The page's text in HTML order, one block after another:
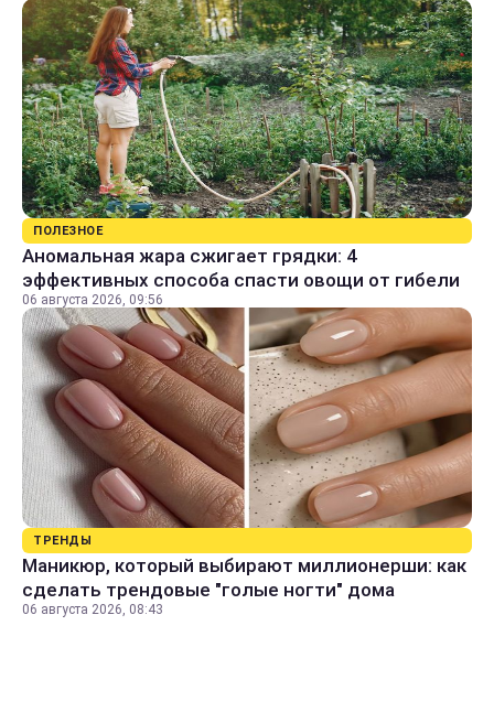
ПОЛЕЗНОЕ
Аномальная жара сжигает грядки: 4
эффективных способа спасти овощи от гибели
06 августа 2026, 09:56
ТРЕНДЫ
Маникюр, который выбирают миллионерши: как
сделать трендовые "голые ногти" дома
06 августа 2026, 08:43